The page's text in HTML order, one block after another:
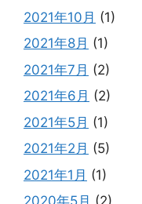
2021年10月 (1)
2021年8月 (1)
2021年7月 (2)
2021年6月 (2)
2021年5月 (1)
2021年2月 (5)
2021年1月 (1)